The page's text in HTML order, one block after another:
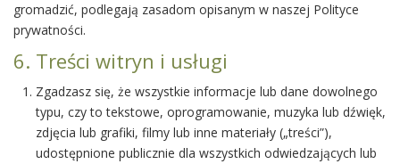
gromadzić, podlegają zasadom opisanym w naszej Polityce
prywatności.
6. Treści witryn i usługi
Zgadzasz się, że wszystkie informacje lub dane dowolnego
typu, czy to tekstowe, oprogramowanie, muzyka lub dźwięk,
zdjęcia lub grafiki, filmy lub inne materiały („treści”),
udostępnione publicznie dla wszystkich odwiedzających lub